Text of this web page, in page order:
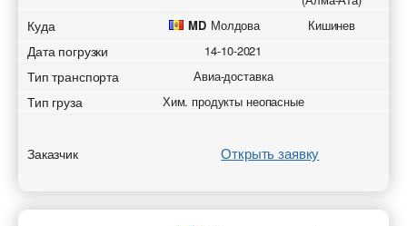
Куда MD Молдова Кишинев
Дата погрузки 14-10-2021
Тип транспорта Авиа-доставка
Тип груза Хим. продукты неопасные
Заказчик Открыть заявку